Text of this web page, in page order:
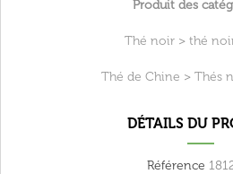
Produit des
Thé noir > thé
Thé de Chine > Thés
DÉTAILS DU
Référence